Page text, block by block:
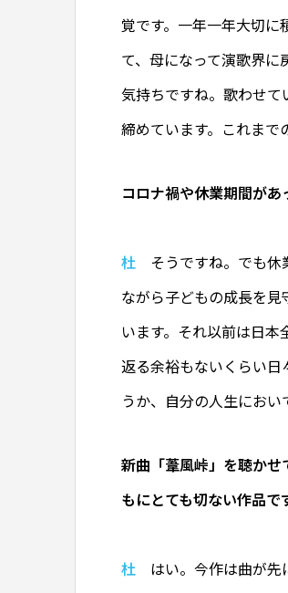
覚です。一年一年大切
て、母になって演歌界
気持ちですね。歌わせ
締めています。これまで
コロナ禍や休業期間が
杜そうですね。でも休
ながら子どもの成長を
います。それ以前は日
返る余裕もないくらい
うか、自分の人生におい
新曲「葦風峠」を聴かせ
もにとても切ない作品で
杜はい。今作は曲が先